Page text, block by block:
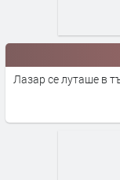
Лазар се луташе в